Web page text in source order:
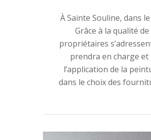
À Sainte Souline, dans
Grâce à la qualité
propriétaires
prendra en charge
l’application de la
dans le choix des